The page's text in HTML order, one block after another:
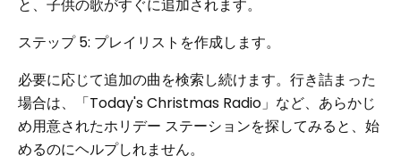
と、子供の歌がすぐに追加されます。
ステップ 5: プレイリストを作成します。
必要に応じて追加の曲を検索し続けます。行き詰まった
場合は、「Today's Christmas Radio」など、あらかじ
め用意されたホリデー ステーションを探してみると、始
めるのにヘルプしれません。